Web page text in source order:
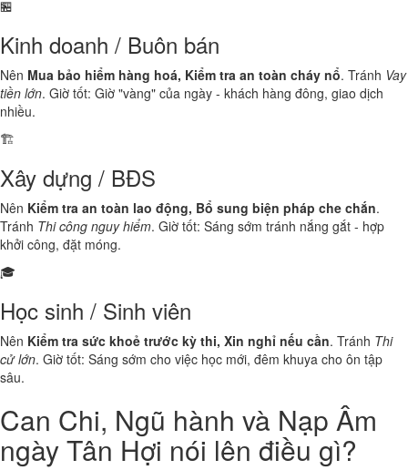
🏪
Kinh doanh / Buôn bán
Nên Mua bảo hiểm hàng hoá, Kiểm tra an toàn cháy nổ. Tránh Vay
tiền lớn. Giờ tốt: Giờ "vàng" của ngày - khách hàng đông, giao dịch
nhiều.
🏗️
Xây dựng / BĐS
Nên Kiểm tra an toàn lao động, Bổ sung biện pháp che chắn.
Tránh Thi công nguy hiểm. Giờ tốt: Sáng sớm tránh nắng gắt - hợp
khởi công, đặt móng.
🎓
Học sinh / Sinh viên
Nên Kiểm tra sức khoẻ trước kỳ thi, Xin nghỉ nếu cần. Tránh Thi
cử lớn. Giờ tốt: Sáng sớm cho việc học mới, đêm khuya cho ôn tập
sâu.
Can Chi, Ngũ hành và Nạp Âm
ngày Tân Hợi nói lên điều gì?